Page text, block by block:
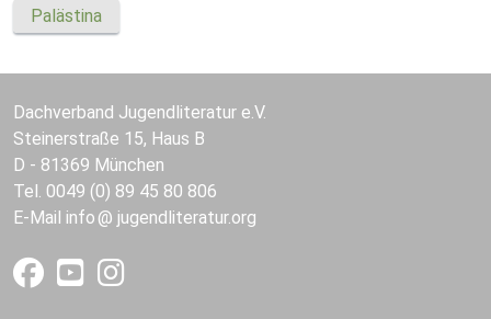
Palästina
Dachverband Jugendliteratur e.V.
Steinerstraße 15, Haus B
D - 81369 München
Tel. 0049 (0) 89 45 80 806
E-Mail info jugendliteratur.org